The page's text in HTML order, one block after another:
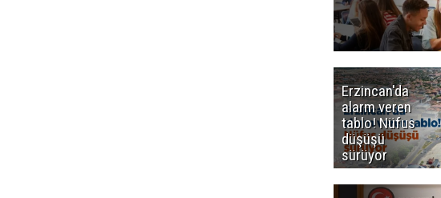
Erzincan'da
alarm veren
tablo! Nüfus
düşüşü
sürüyor